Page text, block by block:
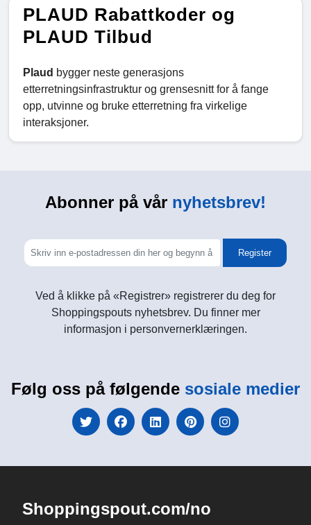
PLAUD Rabattkoder og
PLAUD Tilbud
Plaud bygger neste generasjons
etterretningsinfrastruktur og grensesnitt for å fange
opp, utvinne og bruke etterretning fra virkelige
interaksjoner.
Abonner på vår nyhetsbrev!
Register
Ved å klikke på «Registrer» registrerer du deg for
Shoppingspouts nyhetsbrev. Du finner mer
informasjon i personvernerklæringen.
Følg oss på følgende sosiale medier
Shoppingspout.com/no